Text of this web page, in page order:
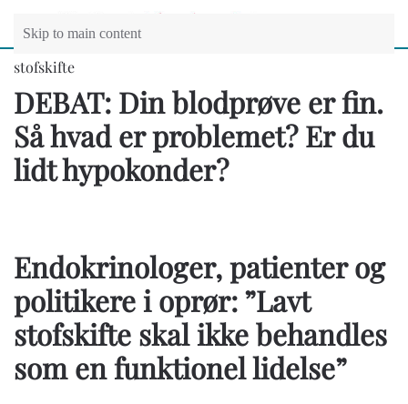
Skip to main content
stofskifte
DEBAT: Din blodprøve er fin.
Så hvad er problemet? Er du
lidt hypokonder?
Endokrinologer, patienter og
politikere i oprør: ”Lavt
stofskifte skal ikke behandles
som en funktionel lidelse”